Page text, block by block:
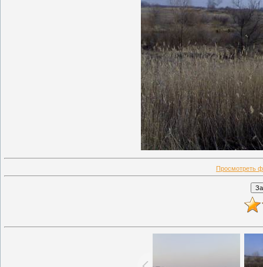
Просмотреть